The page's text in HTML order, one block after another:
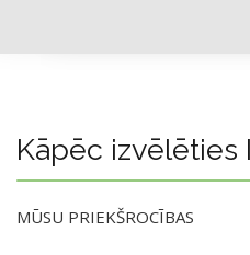
Kāpēc izvēlēties
MŪSU PRIEKŠROCĪBAS